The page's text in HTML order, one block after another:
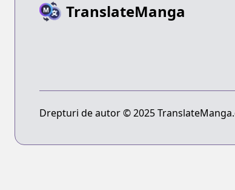
TranslateManga
Drepturi de autor © 2025